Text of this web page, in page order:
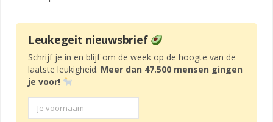
Leukegeit nieuwsbrief
Schrijf je in en blijf om de week op de hoogte van de
laatste leukigheid. Meer dan 47.500 mensen gingen
je voor!